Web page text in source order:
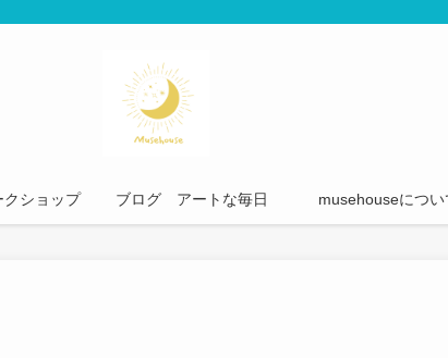
クショップ ブログ アートな毎日 musehouseについ